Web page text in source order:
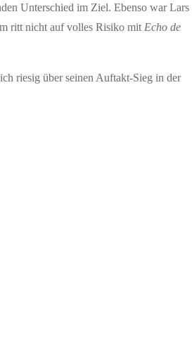
Unterschied im Ziel. Ebenso war Lars
ritt nicht auf volles Risiko mit Echo de
riesig über seinen Auftakt-Sieg in der